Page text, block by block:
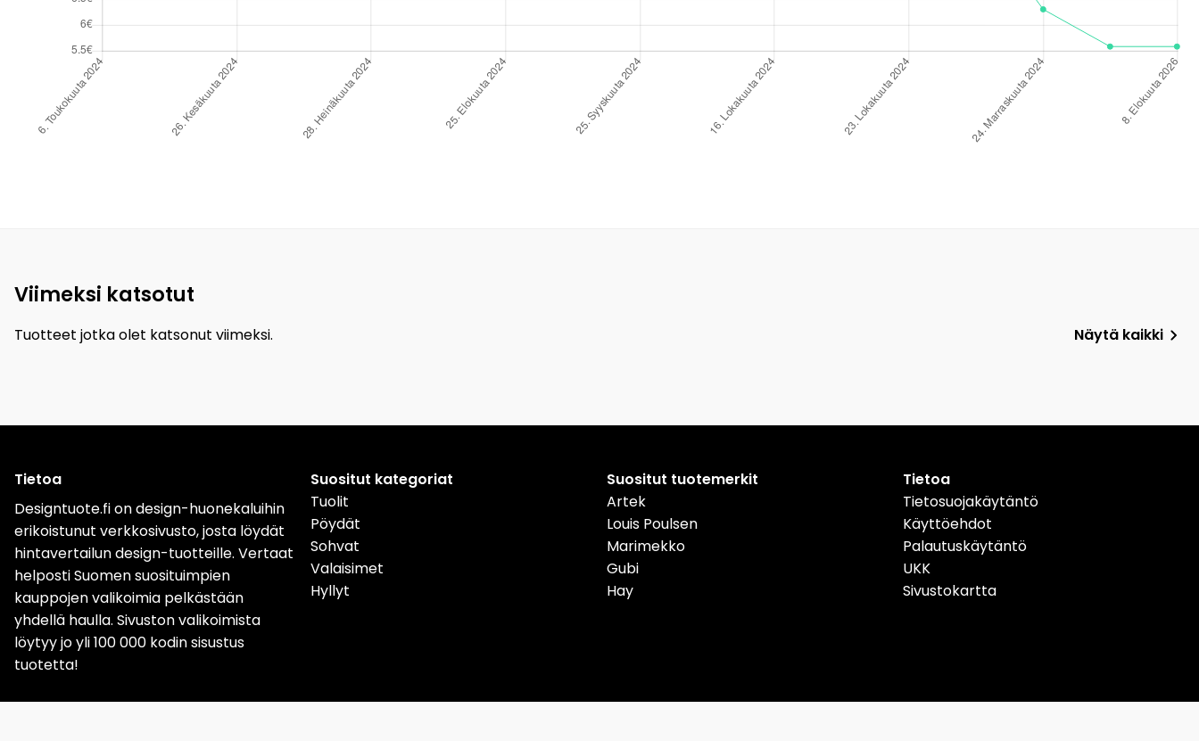
Viimeksi katsotut
Tuotteet jotka olet katsonut viimeksi. Näytä kaikki
Tietoa
Designtuote.fi on design-huonekaluihin
erikoistunut verkkosivusto, josta löydät
hintavertailun design-tuotteille. Vertaat
helposti Suomen suosituimpien
kauppojen valikoimia pelkästään
yhdellä haulla. Sivuston valikoimista
löytyy jo yli 100 000 kodin sisustus
tuotetta!
Suositut kategoriat
Tuolit
Pöydät
Sohvat
Valaisimet
Hyllyt
Suositut tuotemerkit
Artek
Louis Poulsen
Marimekko
Gubi
Hay
Tietoa
Tietosuojakäytäntö
Käyttöehdot
Palautuskäytäntö
UKK
Sivustokartta